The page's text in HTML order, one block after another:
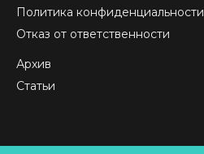
Политика конфиденциальности
Отказ от ответственности
Архив
Статьи